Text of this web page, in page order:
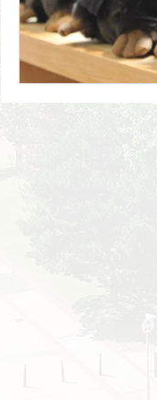
University of
University of